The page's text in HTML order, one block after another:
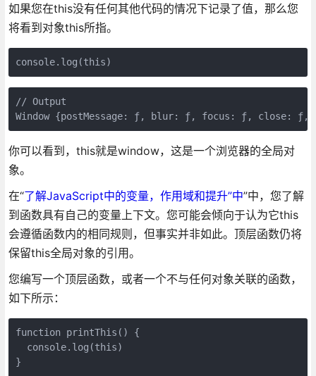
如果您在this没有任何其他代码的情况下记录了值，那么您
将看到对象this所指。
console.log(this)
// Output
Window {postMessage: ƒ, blur: ƒ, focus: ƒ, close: ƒ,
你可以看到，this就是window，这是一个浏览器的全局对
象。
在“了解JavaScript中的变量，作用域和提升”中”中，您了解
到函数具有自己的变量上下文。您可能会倾向于认为它this
会遵循函数内的相同规则，但事实并非如此。顶层函数仍将
保留this全局对象的引用。
您编写一个顶层函数，或者一个不与任何对象关联的函数，
如下所示：
function printThis() {
  console.log(this)
}